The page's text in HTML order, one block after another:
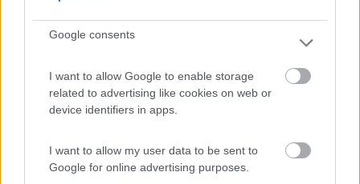
Google consents
I want to allow Google to enable storage
related to advertising like cookies on web or
device identifiers in apps.
I want to allow my user data to be sent to
Google for online advertising purposes.
Segnalati nei dintorni
7.9 Area sosta Battistelli Renzo
Orvieto (TR)
Area di sosta